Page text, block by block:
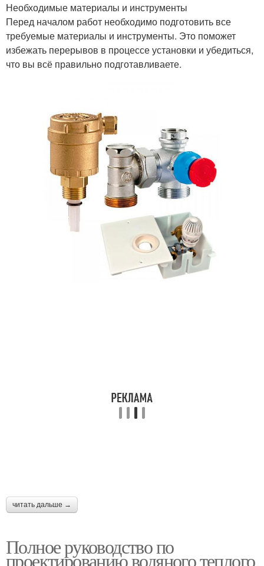
Необходимые материалы и инструменты
Перед началом работ необходимо подготовить все
требуемые материалы и инструменты. Это поможет
избежать перерывов в процессе установки и убедиться,
что вы всё правильно подготавливаете.
читать дальше →
Полное руководство по
проектированию водяного теплого